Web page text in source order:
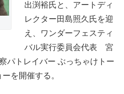
出渕裕氏と、アートディ
レクター田島照久氏を迎
え、ワンダーフェスティ
バル実行委員会代表 宮
パトレイバー ぶっちゃけトー
を開催する。